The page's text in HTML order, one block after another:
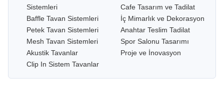
Sistemleri
Baffle Tavan Sistemleri
Petek Tavan Sistemleri
Mesh Tavan Sistemleri
Akustik Tavanlar
Clip In Sistem Tavanlar
Cafe Tasarım ve Tadilat
İç Mimarlık ve Dekorasyon
Anahtar Teslim Tadilat
Spor Salonu Tasarımı
Proje ve İnovasyon